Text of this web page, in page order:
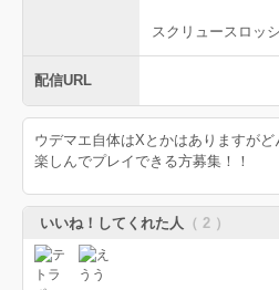
スクリュースロッ
配信URL
ウデマエ自体はXとかはありますが
楽しんでプレイできる方募集！！
いいね！してくれた人 （ 2 ）